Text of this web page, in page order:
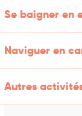
Se baigner en
Naviguer en
Autres